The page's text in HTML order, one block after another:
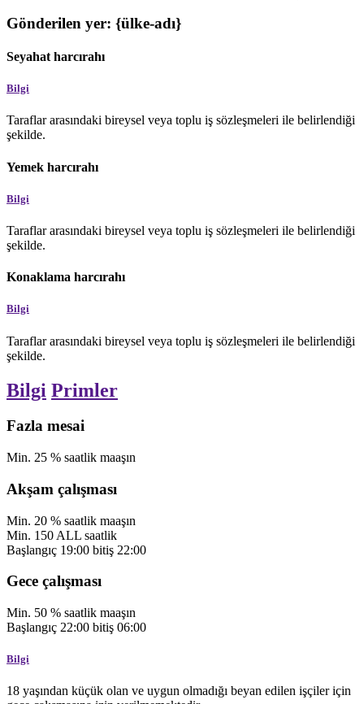
Gönderilen yer: {ülke-adı}
Seyahat harcırahı
Bilgi
Taraflar arasındaki bireysel veya toplu iş sözleşmeleri ile belirlendiği
şekilde.
Yemek harcırahı
Bilgi
Taraflar arasındaki bireysel veya toplu iş sözleşmeleri ile belirlendiği
şekilde.
Konaklama harcırahı
Bilgi
Taraflar arasındaki bireysel veya toplu iş sözleşmeleri ile belirlendiği
şekilde.
Bilgi Primler
Fazla mesai
Min. 25 % saatlik maaşın
Akşam çalışması
Min. 20 % saatlik maaşın
Min. 150 ALL saatlik
Başlangıç 19:00 bitiş 22:00
Gece çalışması
Min. 50 % saatlik maaşın
Başlangıç 22:00 bitiş 06:00
Bilgi
18 yaşından küçük olan ve uygun olmadığı beyan edilen işçiler için